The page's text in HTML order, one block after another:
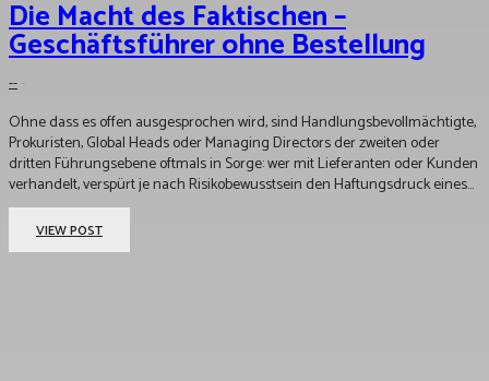
Die Macht des Faktischen –
Geschäftsführer ohne Bestellung
-- -
Ohne dass es offen ausgesprochen wird, sind Handlungsbevollmächtigte,
Prokuristen, Global Heads oder Managing Directors der zweiten oder
dritten Führungsebene oftmals in Sorge: wer mit Lieferanten oder Kunden
verhandelt, verspürt je nach Risikobewusstsein den Haftungsdruck eines...
VIEW POST